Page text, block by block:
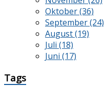
Oktober (36)
September (24)
August (19)
Juli (18)
Juni (17)
Tags